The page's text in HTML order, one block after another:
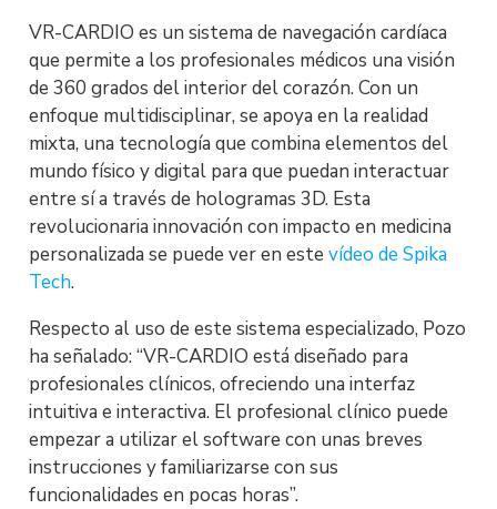
VR-CARDIO es un sistema de navegación cardíaca
que permite a los profesionales médicos una visión
de 360 ​​grados del interior del corazón. Con un
enfoque multidisciplinar, se apoya en la realidad
mixta, una tecnología que combina elementos del
mundo físico y digital para que puedan interactuar
entre sí a través de hologramas 3D. Esta
revolucionaria innovación con impacto en medicina
personalizada se puede ver en este vídeo de Spika
Tech.
Respecto al uso de este sistema especializado, Pozo
ha señalado: “VR-CARDIO está diseñado para
profesionales clínicos, ofreciendo una interfaz
intuitiva e interactiva. El profesional clínico puede
empezar a utilizar el software con unas breves
instrucciones y familiarizarse con sus
funcionalidades en pocas horas”.